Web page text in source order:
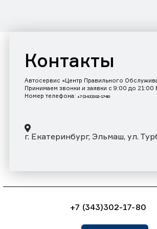
Контакты
Автосервис «Центр Правильного
Принимаем звонки и заявки с 9:00 до 21:00
Номер телефона: +7 (343)302-17-80
г. Екатеринбург, Эльмаш, ул.
+7 (343)302-17-80